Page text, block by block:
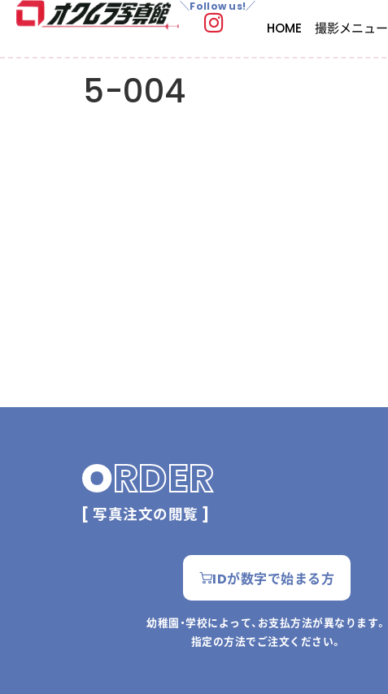
＼Follow us!／
HOME 撮影メニュー
5-004
ORDER
[ 写真注文の閲覧 ]
IDが数字で始まる方
幼稚園・学校によって、お支払方法が異なります。
指定の方法でご注文ください。